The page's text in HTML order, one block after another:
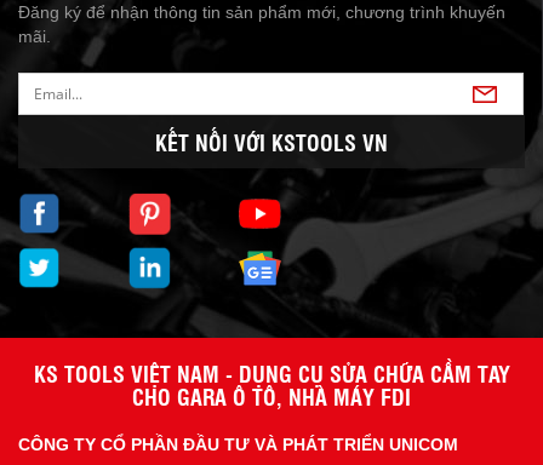
Đăng ký để nhận thông tin sản phẩm mới, chương trình khuyến
mãi.
KẾT NỐI VỚI KSTOOLS VN
KS TOOLS VIỆT NAM - DỤNG CỤ SỬA CHỮA CẦM TAY
CHO GARA Ô TÔ, NHÀ MÁY FDI
CÔNG TY CỔ PHẦN ĐẦU TƯ VÀ PHÁT TRIỂN UNICOM